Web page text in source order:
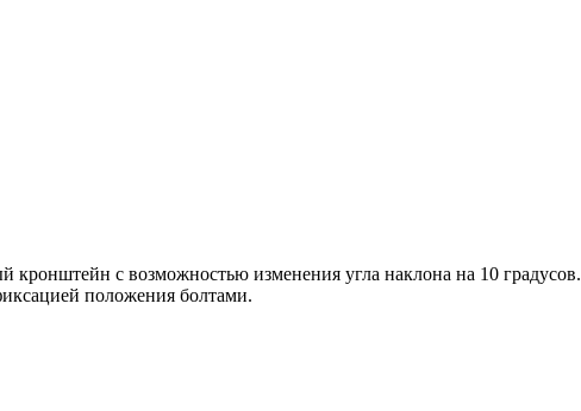
с возможностью изменения угла наклона на 10 градусов.
положения болтами.